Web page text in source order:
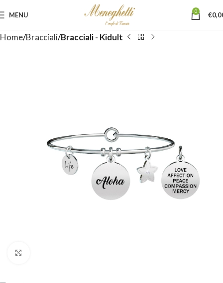
MENU 0 €
Home Bracciali Bracciali - Kidult